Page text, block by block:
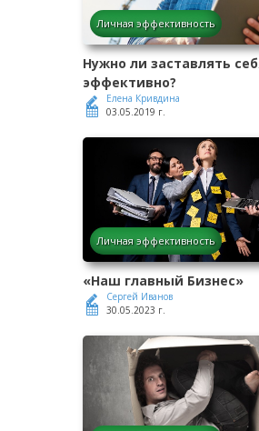
Личная эффективность
Нужно ли заставлять
эффективно?
Елена Кривдина
03.05.2019 г.
Личная эффективность
«Наш главный Бизнес»
Сергей Иванов
30.05.2023 г.